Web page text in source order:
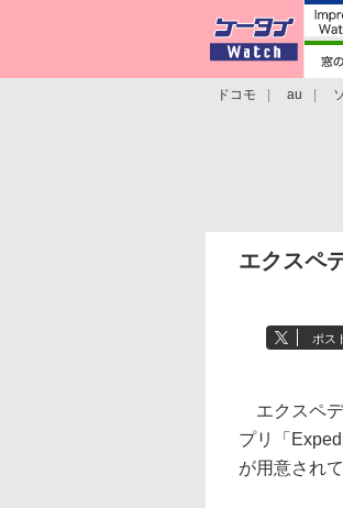
ドコモ au
エクスペ
ポス
エクスペデ
プリ「
が用意されて